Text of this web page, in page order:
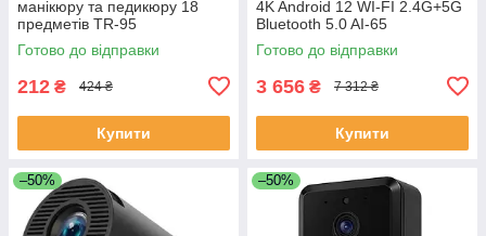
манікюру та педикюру 18
предметів TR-95
Готово до відправки
212 ₴ 424 ₴
Купити
4K Android 12 WI-FI 2.4G+5G
Bluetooth 5.0 AI-65
Готово до відправки
3 656 ₴ 7 312 ₴
Купити
–50% –50%